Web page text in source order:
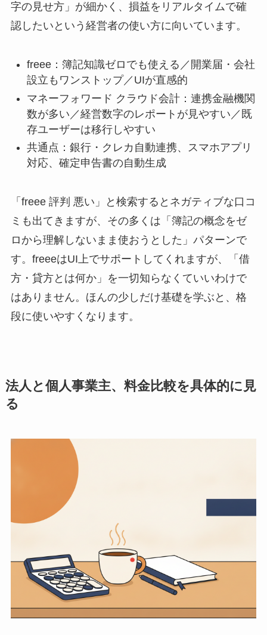
字の見せ方」が細かく、損益をリアルタイムで確
認したいという経営者の使い方に向いています。
freee：簿記知識ゼロでも使える／開業届・会社
設立もワンストップ／UIが直感的
マネーフォワード クラウド会計：連携金融機関
数が多い／経営数字のレポートが見やすい／既
存ユーザーは移行しやすい
共通点：銀行・クレカ自動連携、スマホアプリ
対応、確定申告書の自動生成
「freee 評判 悪い」と検索するとネガティブな口コ
ミも出てきますが、その多くは「簿記の概念をゼ
ロから理解しないまま使おうとした」パターンで
す。freeeはUI上でサポートしてくれますが、「借
方・貸方とは何か」を一切知らなくていいわけで
はありません。ほんの少しだけ基礎を学ぶと、格
段に使いやすくなります。
法人と個人事業主、料金比較を具体的に見
る